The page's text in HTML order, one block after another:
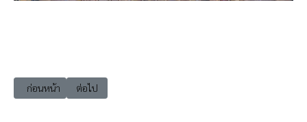
เนื้อหาก่อนหน้า: เที่ยวฉะเชิงเทรา เมือง ตลาดบ้านใหม่ 100 ปี
ก่อนหน้า เนื้อหาถัดไป: เที่ยวฉะเชิงเทรา เมือง วัดสมานรัตนาราม (Wat
ต่อไป